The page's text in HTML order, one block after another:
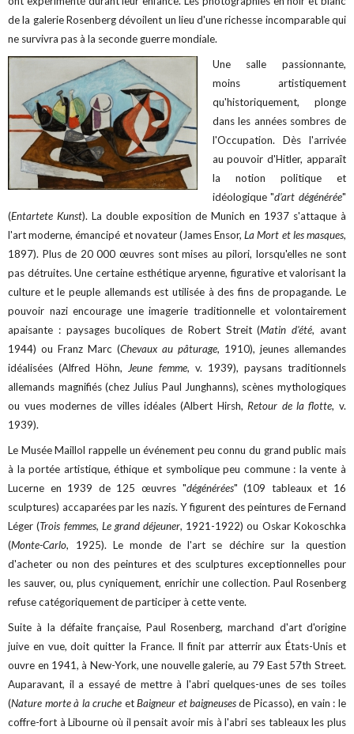
de la galerie Rosenberg dévoilent un lieu d'une richesse incomparable qui
ne survivra pas à la seconde guerre mondiale.
Une salle passionnante,
moins artistiquement
qu'historiquement, plonge
dans les années sombres de
l'Occupation. Dès l'arrivée
au pouvoir d'Hitler, apparaît
la notion politique et
idéologique "d'art dégénérée"
(Entartete Kunst). La double exposition de Munich en 1937 s'attaque à
l'art moderne, émancipé et novateur (James Ensor,La Mort et les masques,
1897). Plus de 20 000 œuvres sont mises au pilori, lorsqu'elles ne sont
pas détruites. Une certaine esthétique aryenne, figurative et valorisant la
culture et le peuple allemands est utilisée à des fins de propagande. Le
pouvoir nazi encourage une imagerie traditionnelle et volontairement
apaisante : paysages bucoliques de Robert Streit (Matin d'été, avant
1944) ou Franz Marc (Chevaux au pâturage, 1910), jeunes allemandes
idéalisées (Alfred Höhn, Jeune femme, v. 1939), paysans traditionnels
allemands magnifiés (chez Julius Paul Junghanns), scènes mythologiques
ou vues modernes de villes idéales (Albert Hirsh, Retour de la flotte, v.
1939).
Le Musée Maillol rappelle un événement peu connu du grand public mais
à la portée artistique, éthique et symbolique peu commune : la vente à
Lucerne en 1939 de 125 œuvres "dégénérées" (109 tableaux et 16
sculptures) accaparées par les nazis. Y figurent des peintures de Fernand
Léger (Trois femmes, Le grand déjeuner, 1921-1922) ou Oskar Kokoschka
(Monte-Carlo, 1925). Le monde de l'art se déchire sur la question
d'acheter ou non des peintures et des sculptures exceptionnelles pour
les sauver, ou, plus cyniquement, enrichir une collection. Paul Rosenberg
refuse catégoriquement de participer à cette vente.
Suite à la défaite française, Paul Rosenberg, marchand d'art d'origine
juive en vue, doit quitter la France. Il finit par atterrir aux États-Unis et
ouvre en 1941, à New-York, une nouvelle galerie, au 79 East 57th Street.
Auparavant, il a essayé de mettre à l'abri quelques-unes de ses toiles
(Nature morte à la cruche etBaigneur et baigneusesde Picasso), en vain : le
coffre-fort à Libourne où il pensait avoir mis à l'abri ses tableaux les plus